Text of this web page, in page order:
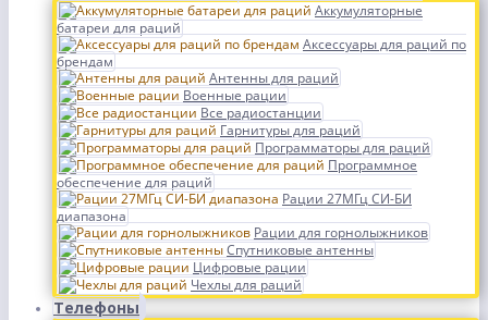
Аккумуляторные
батареи для раций
Аксессуары для раций по
брендам
Антенны для раций
Военные рации
Все радиостанции
Гарнитуры для раций
Программаторы для раций
Программное
обеспечение для раций
Рации 27МГц СИ-БИ
диапазона
Рации для горнолыжников
Спутниковые антенны
Цифровые рации
Чехлы для раций
Телефоны